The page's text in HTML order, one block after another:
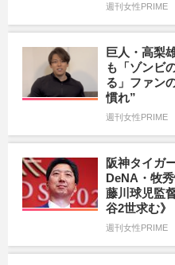
週刊女性PRIME
巨人・高梨
も「ゾンビ
る」ファン
慣れ”
週刊女性PRIME
阪神タイガ
DeNA・牧
藤川球児監
谷2世求む》
週刊女性PRIME